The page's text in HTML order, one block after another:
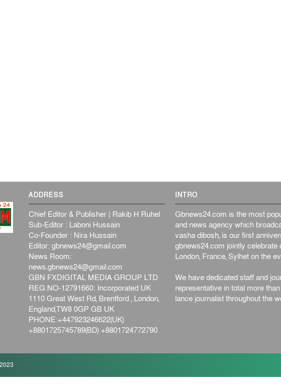
ADDRESS
Chief Editor & Publisher | Rakib H Ruhel
Sub-Editor : Laboni Hussain
Co-Founder : Nira Hussain
Editor:gbnews24@gmail.com
News Room:
news.gbnews24@gmail.com
GBN FXDIGITAL MEDIA GROUP LTD
REG:NO-12791660: Incorporated UK
1110 Great West Rd, Brentford , London,
England,TW8 0GP GB UK
PHONE:+447923246622(UK)
+8801725745789(BD) +8801724772790
INTRO
Gbnews24.com is the most
and news agency which
vasha dibosh, is our first
gbnews24.com jointly
London, France, Sylhet on the
We have dedicated staff and
representative in total more
lance journalist throughout the
2023